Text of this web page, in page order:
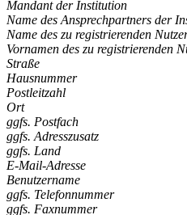
Mandant der Institution
Name des Ansprechpartners der
Name des zu registrierenden
Vornamen des zu registrierenden
Straße
Hausnummer
Postleitzahl
Ort
ggfs. Postfach
ggfs. Adresszusatz
ggfs. Land
E-Mail-Adresse
Benutzername
ggfs. Telefonnummer
ggfs. Faxnummer